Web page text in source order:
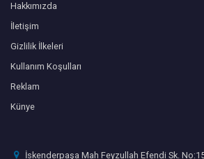
Hakkımızda
İletişim
Gizlilik İlkeleri
Kullanım Koşulları
Reklam
Künye
İskenderpaşa Mah Feyzullah Efendi Sk.